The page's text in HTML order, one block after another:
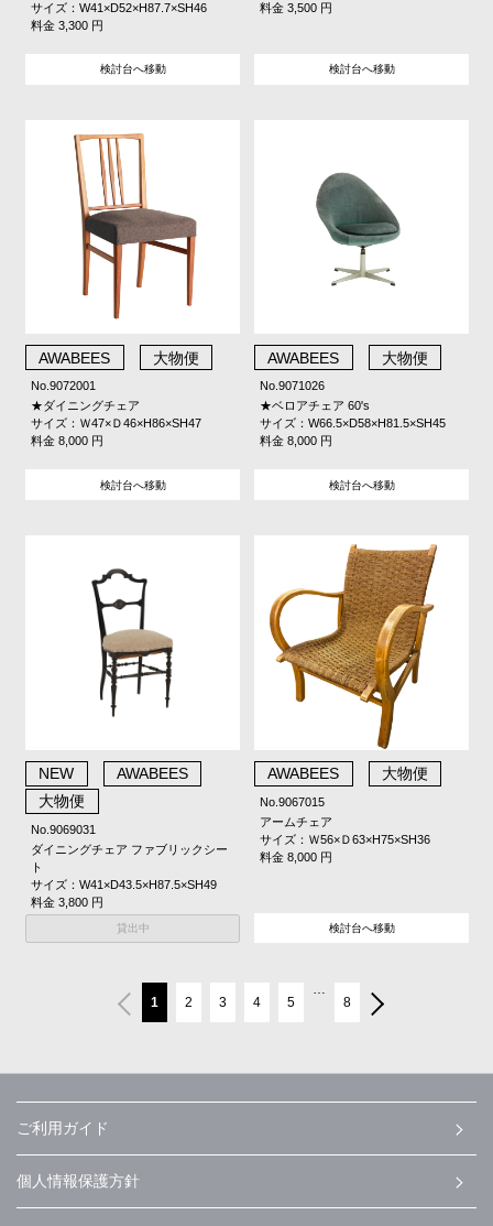
サイズ：W41×D52×H87.7×SH46
料金 3,300 円
検討台へ移動
料金 3,500 円
検討台へ移動
AWABEES 大物便
No.9072001
★ダイニングチェア
サイズ：Ｗ47×Ｄ46×H86×SH47
料金 8,000 円
検討台へ移動
AWABEES 大物便
No.9071026
★ベロアチェア 60's
サイズ：W66.5×D58×H81.5×SH45
料金 8,000 円
検討台へ移動
NEW
AWABEES
大物便
No.9069031
ダイニングチェア ファブリックシー
ト
サイズ：W41×D43.5×H87.5×SH49
料金 3,800 円
貸出中
AWABEES 大物便
No.9067015
アームチェア
サイズ：Ｗ56×Ｄ63×H75×SH36
料金 8,000 円
検討台へ移動
1 2 3 4 5
…
8
ご利用ガイド
個人情報保護方針